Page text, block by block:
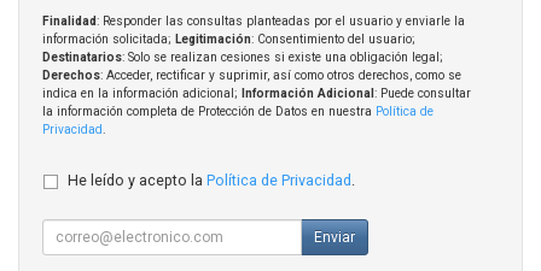
Finalidad: Responder las consultas planteadas por el usuario y enviarle la
información solicitada; Legitimación: Consentimiento del usuario;
Destinatarios: Solo se realizan cesiones si existe una obligación legal;
Derechos: Acceder, rectificar y suprimir, así como otros derechos, como se
indica en la información adicional;
Información Adicional : Puede consultar
la información completa de Protección de Datos en nuestra Política de
Privacidad
He leído y acepto la Política de Privacidad
Enviar